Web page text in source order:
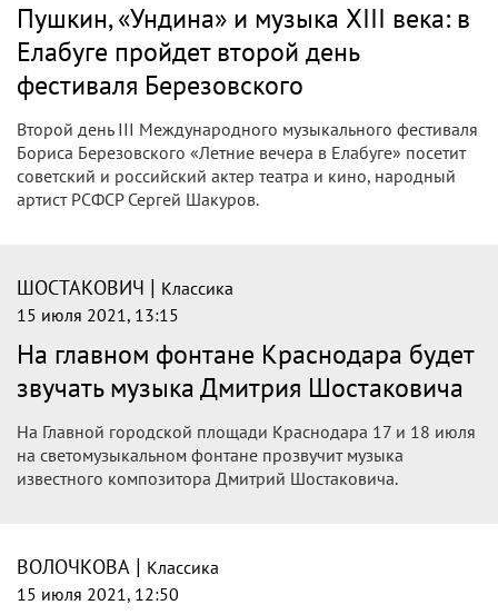
Пушкин, «Ундина» и музыка XIII века: в
Елабуге пройдет второй день
фестиваля Березовского
Второй день III Международного музыкального фестиваля
Бориса Березовского «Летние вечера в Елабуге» посетит
советский и российский актер театра и кино, народный
артист РСФСР Сергей Шакуров.
ШОСТАКОВИЧ | Классика
15 июля 2021, 13:15
На главном фонтане Краснодара будет
звучать музыка Дмитрия Шостаковича
На Главной городской площади Краснодара 17 и 18 июля
на светомузыкальном фонтане прозвучит музыка
известного композитора Дмитрий Шостаковича.
ВОЛОЧКОВА | Классика
15 июля 2021, 12:50